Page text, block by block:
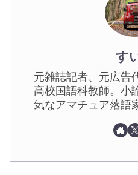
す
元雑誌記者、元広告
高校国語科教師。小
気なアマチュア落語